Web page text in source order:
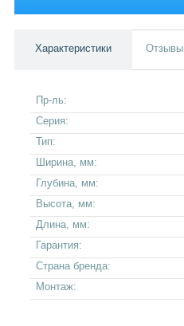
Характеристики Отзывы
Пр-ль:
Серия:
Тип:
Ширина, мм:
Глубина, мм:
Высота, мм:
Длина, мм:
Гарантия:
Страна бренда:
Монтаж: